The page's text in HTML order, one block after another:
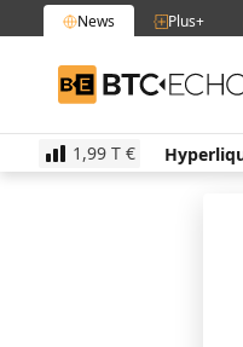
News Plus+
BTC-
1,99 T €
1.50% Hyperliquid-Kurs